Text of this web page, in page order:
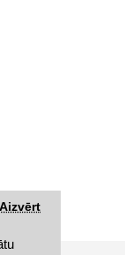
Aizvērt